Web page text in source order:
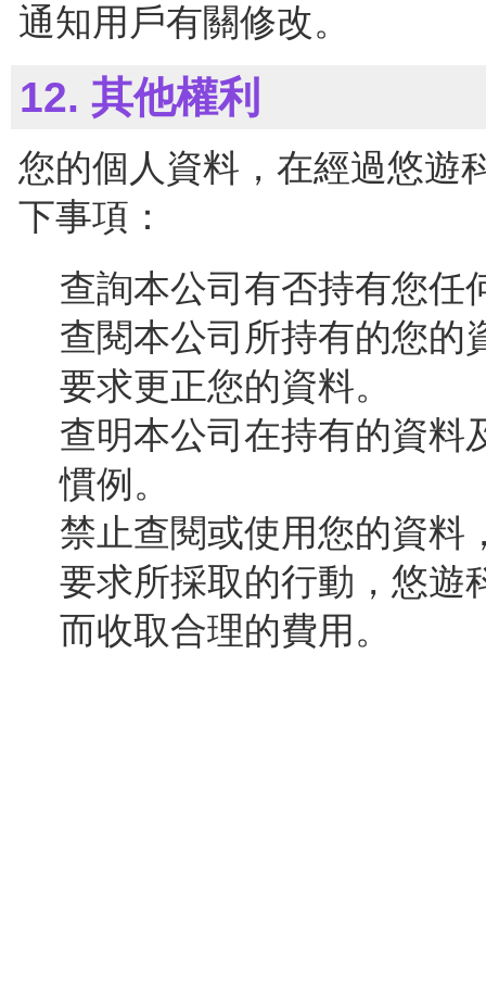
通知用戶有關修改。
12. 其他權利
您的個人資料，在經過悠遊
下事項：
查詢本公司有否持有您任
查閱本公司所持有的您的
要求更正您的資料。
查明本公司在持有的資料
慣例。
禁止查閱或使用您的資料
要求所採取的行動，悠遊
而收取合理的費用。